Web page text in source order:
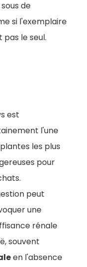
de
si l'exemplaire
le seul.
est
l'une
les plus
pour
peut
une
rénale
souvent
en l'absence